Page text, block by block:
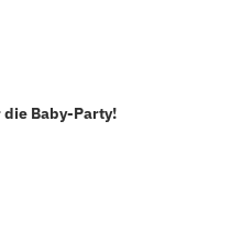
Baby-Party!